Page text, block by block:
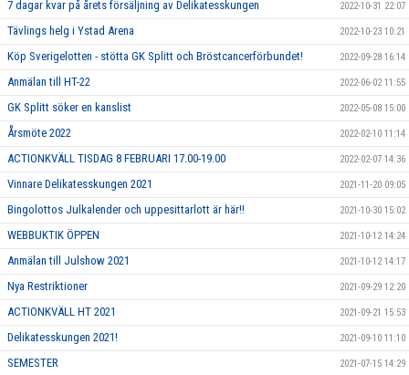
7 dagar kvar på årets försäljning av Delikatesskungen 2022-10-31 22:07
Tävlings helg i Ystad Arena 2022-10-23 10:21
Köp Sverigelotten - stötta GK Splitt och Bröstcancerförbundet! 2022-09-28 16:14
Anmälan till HT-22 2022-06-02 11:55
GK Splitt söker en kanslist 2022-05-08 15:00
Årsmöte 2022 2022-02-10 11:14
ACTIONKVÄLL TISDAG 8 FEBRUARI 17.00-19.00 2022-02-07 14:36
Vinnare Delikatesskungen 2021 2021-11-20 09:05
Bingolottos Julkalender och uppesittarlott är här!! 2021-10-30 15:02
WEBBUKTIK ÖPPEN 2021-10-12 14:24
Anmälan till Julshow 2021 2021-10-12 14:17
Nya Restriktioner 2021-09-29 12:20
ACTIONKVÄLL HT 2021 2021-09-21 15:53
Delikatesskungen 2021! 2021-09-10 11:10
SEMESTER 2021-07-15 14:29